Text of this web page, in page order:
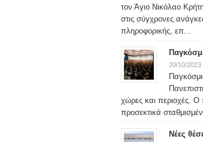
τον Άγιο Νικόλαο
στις σύγχρονες
πληροφορικής, επ...
20/10/2023
χώρες και περιοχές. Ο
προσεκτικά
Νέες